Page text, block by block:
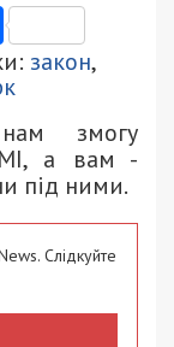
закон,
змогу
а вам -
під ними.
Слідкуйте